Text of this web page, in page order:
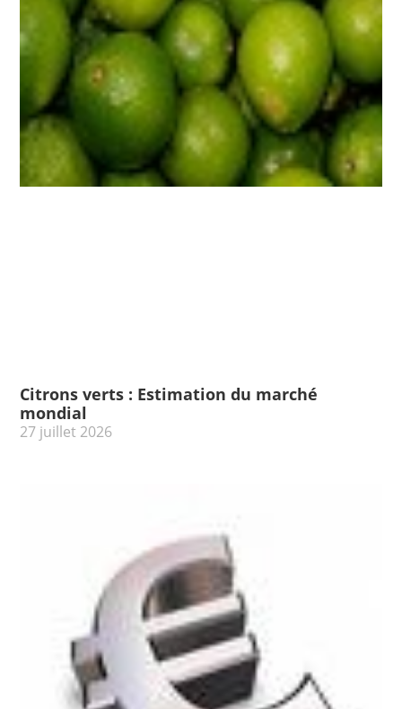
Citrons verts : Estimation du marché
mondial
27 juillet 2026